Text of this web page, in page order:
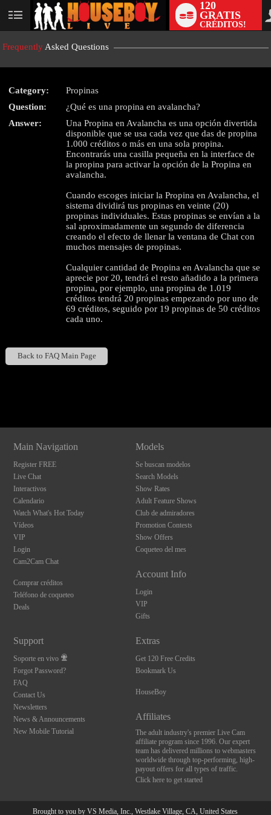
User
status
120
GRATIS
CRÉDITOS!
Frequently Asked Questions
Category:
Propinas
Question:
¿Qué es una propina en avalancha?
Answer:
Una Propina en Avalancha es una opción divertida
disponible que se usa cada vez que das de propina
1.000 créditos o más en una sola propina.
Encontrarás una casilla pequeña en la interface de
la propina para activar la opción de la Propina en
avalancha.
Cuando escoges iniciar la Propina en Avalancha, el
sistema dividirá tus propinas en veinte (20)
propinas individuales. Estas propinas se envían a la
sal aproximadamente un segundo de diferencia
creando el efecto de llenar la ventana de Chat con
muchos mensajes de propinas.
Cualquier cantidad de Propina en Avalancha que se
aprecie por 20, tendrá el resto añadido a la primera
propina, por ejemplo, una propina de 1.019
créditos tendrá 20 propinas empezando por uno de
69 créditos, seguido por 19 propinas de 50 créditos
cada uno.
Back to FAQ Main Page
Main Navigation
Register FREE
Live Chat
Interactivos
Calendario
Watch What's Hot Today
Vídeos
VIP
Login
Cam2Cam Chat
Comprar créditos
Teléfono de coqueteo
Deals
Models
Se buscan modelos
Search Models
Show Rates
Adult Feature Shows
Club de admiradores
Promotion Contests
Show Offers
Coqueteo del mes
Account Info
Login
VIP
Gifts
Support
Soporte en vivo
Forgot Password?
FAQ
Contact Us
Newsletters
News & Announcements
New Mobile Tutorial
Extras
Get 120 Free Credits
Bookmark Us
HouseBoy
Affiliates
The adult industry's premier Live Cam
affiliate program since 1996. Our expert
team has delivered millions to webmasters
worldwide through top-performing, high-
payout offers for all types of traffic.
Click here to get started
Brought to you by VS Media, Inc., Westlake Village, CA, United States
LIMITED TIME OFFER!
120
F
R
E
E
C
R
E
DI
T
S